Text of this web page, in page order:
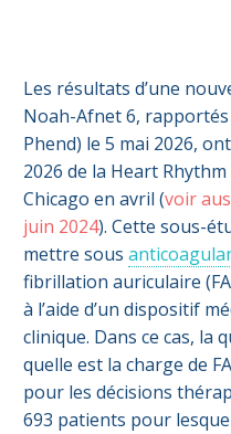
Les résultats d’une
Noah-Afnet 6,
Phend) le 5 mai 2026,
2026 de la Heart Rhythm
Chicago en avril (voir
juin 2024). Cette sous-
mettre sous
fibrillation auriculaire
à l’aide d’un dispositif
clinique. Dans ce cas, la
quelle est la charge de
pour les décisions
693 patients pour